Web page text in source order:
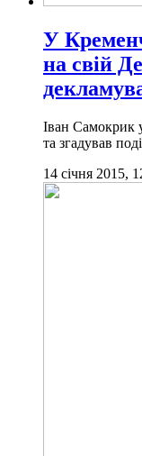
У
на свій
Іван Самокрик
та згадував
14 січня 2015,